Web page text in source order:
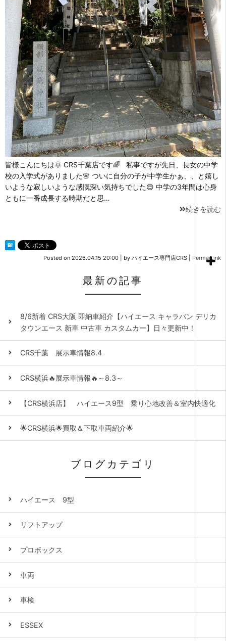
皆様こんにちは🌞 CRS千葉店です🌈 私事ですが先日、長女の中学
校の入学式がありました🌸 ついに自分の子が中学生かぁ、、と嬉し
いような寂しいような感慨深い気持ちでした😌 中学の3年間は心身
ともに一番成長する時期だと思…
続きを読む
Posted on 2026.04.15 20:00 by ハイエース専門店CRS Perma Link
最新の記事
8/6新着 CRS大阪 即納車紹介【ハイエース キャラバン デリカ
タウンエース 新車 中古車 カスタムカー】日々更新中！
CRS千葉 展示車情報8.4
CRS横浜🔥展示車情報🔥～8.3～
【CRS横浜店】 ハイエース9型 乗り心地改善＆室内快適化
🌟CRS横浜🌟買取＆下取車両紹介🌟
ブログカテゴリ
ハイエース 9型
リフトアップ
プロボックス
車両
車検
ESSEX